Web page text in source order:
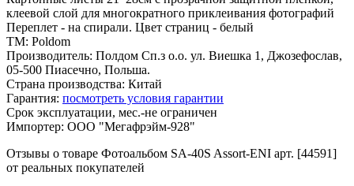
клеевой слой для многократного приклеивания фотографий
Переплет - на спирали. Цвет страниц - белый
ТМ: Poldom
Производитель: Полдом Сп.з о.о. ул. Виешка 1, Джозефослав,
05-500 Пиасечно, Польша.
Страна производства: Китай
Гарантия: посмотреть условия гарантии
Срок эксплуатации, мес.-не ограничен
Импортер: ООО "Мегафрэйм-928"
Отзывы о товаре Фотоальбом SA-40S Assort-ENI арт. [44591]
от реальных покупателей